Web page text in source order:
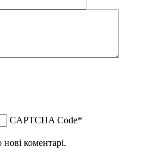
CAPTCHA Code*
коментарі.